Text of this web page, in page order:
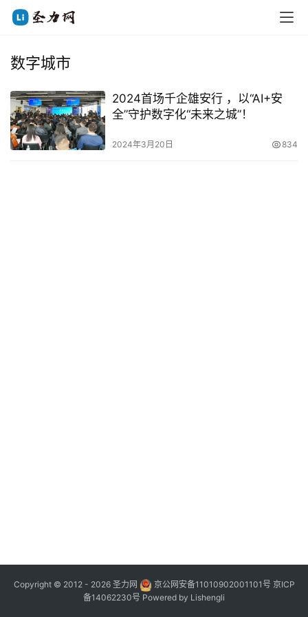
数字城市
2024首场千企雄安行 ，以“AI+安
全”守护数字化“未来之城”！
2024年3月20日 834
Copyright © 2012 - 2026 圣力网 京公网安备11010902001101号 京ICP
备14062230号 Powered by Lishengli